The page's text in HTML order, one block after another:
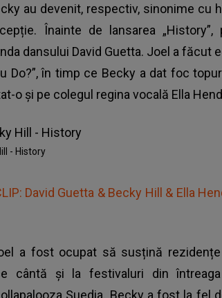
au devenit, respectiv, sinonime cu
Înainte de lansarea „History”,
dansului David Guetta. Joel a făcut
Do?”, în timp ce Becky a dat foc
o ​​și pe colegul regina vocală Ella
- History
David Guetta & Becky Hill & Ella
a fost ocupat să susțină
cântă și la festivaluri din întreaga
Suedia. Becky a fost la fel